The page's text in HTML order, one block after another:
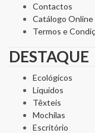
Contactos
Catálogo Online
Termos e
DESTAQUE
Ecológicos
Líquidos
Têxteis
Mochilas
Escritório